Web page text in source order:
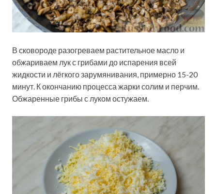
В сковороде разогреваем растительное масло и
обжариваем лук с грибами до испарения всей
жидкости и лёгкого зарумянивания, примерно 15-20
минут. К окончанию процесса жарки солим и перчим.
Обжаренные грибы с луком остужаем.